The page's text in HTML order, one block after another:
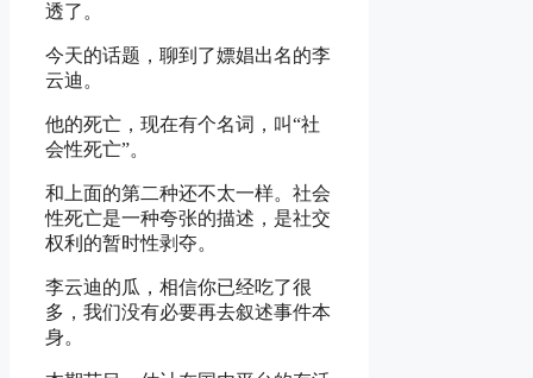
透了。
今天的话题，聊到了嫖娼出名的李
云迪。
他的死亡，现在有个名词，叫“社
会性死亡”。
和上面的第二种还不太一样。社会
性死亡是一种夸张的描述，是社交
权利的暂时性剥夺。
李云迪的瓜，相信你已经吃了很
多，我们没有必要再去叙述事件本
身。